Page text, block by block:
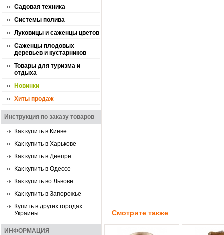
Садовая техника
Системы полива
Луковицы и саженцы цветов
Саженцы плодовых
деревьев и кустарников
Товары для туризма и
отдыха
Новинки
Хиты продаж
Инструкция по заказу товаров
Как купить в Киеве
Как купить в Харькове
Как купить в Днепре
Как купить в Одессе
Как купить во Львове
Как купить в Запорожье
Купить в других городах
Украины
ИНФОРМАЦИЯ
Смотрите также